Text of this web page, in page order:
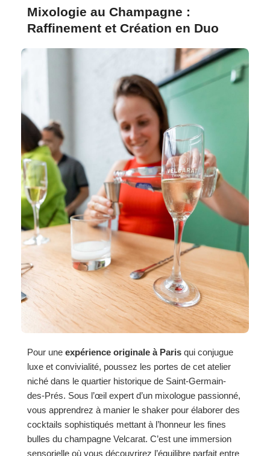
Mixologie au Champagne :
Raffinement et Création en Duo
Pour une expérience originale à Paris qui conjugue
luxe et convivialité, poussez les portes de cet atelier
niché dans le quartier historique de Saint-Germain-
des-Prés. Sous l’œil expert d’un mixologue passionné,
vous apprendrez à manier le shaker pour élaborer des
cocktails sophistiqués mettant à l’honneur les fines
bulles du champagne Velcarat. C’est une immersion
sensorielle où vous découvrirez l’équilibre parfait entre